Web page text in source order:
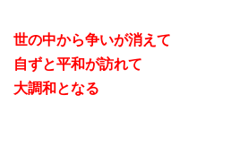
世の中から争いが消えて
自ずと平和が訪れて
大調和となる